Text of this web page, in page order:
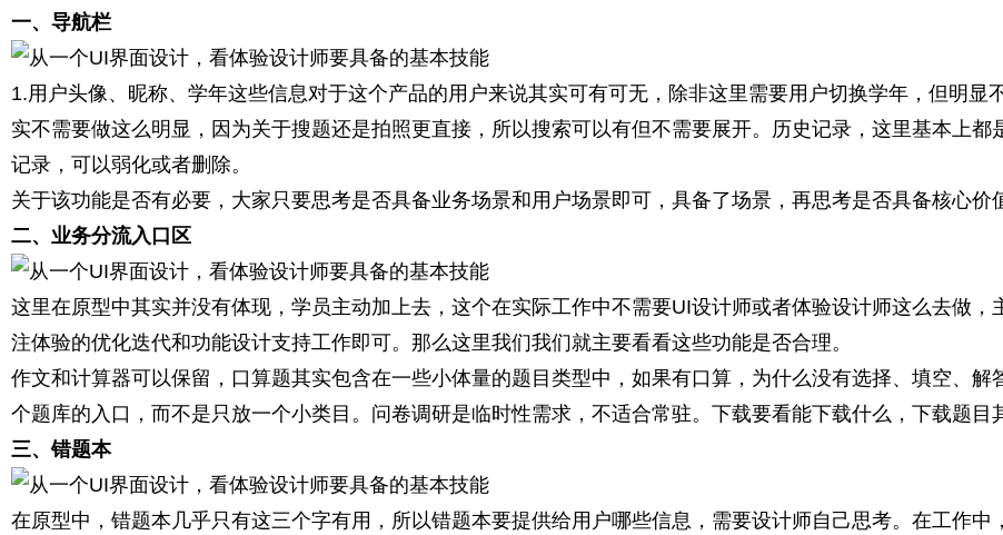
一、导航栏
1.用户头像、昵称、学年这些信息对于这个产品的用户来说其实可有可无，除非这里需要用户切换学年，但明
实不需要做这么明显，因为关于搜题还是拍照更直接，所以搜索可以有但不需要展开。历史记录，这里基本上
记录，可以弱化或者删除。
关于该功能是否有必要，大家只要思考是否具备业务场景和用户场景即可，具备了场景，再思考是否具备核心价
二、业务分流入口区
这里在原型中其实并没有体现，学员主动加上去，这个在实际工作中不需要UI设计师或者体验设计师这么去做，
注体验的优化迭代和功能设计支持工作即可。那么这里我们我们就主要看看这些功能是否合理。
作文和计算器可以保留，口算题其实包含在一些小体量的题目类型中，如果有口算，为什么没有选择、填空、
个题库的入口，而不是只放一个小类目。问卷调研是临时性需求，不适合常驻。下载要看能下载什么，下载题目
三、错题本
在原型中，错题本几乎只有这三个字有用，所以错题本要提供给用户哪些信息，需要设计师自己思考。在工作中